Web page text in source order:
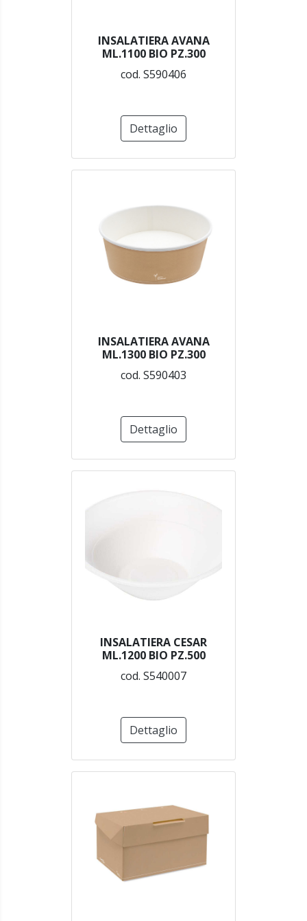
INSALATIERA AVANA
ML.1100 BIO PZ.300
cod. S590406
Dettaglio
INSALATIERA AVANA
ML.1300 BIO PZ.300
cod. S590403
Dettaglio
INSALATIERA CESAR
ML.1200 BIO PZ.500
cod. S540007
Dettaglio